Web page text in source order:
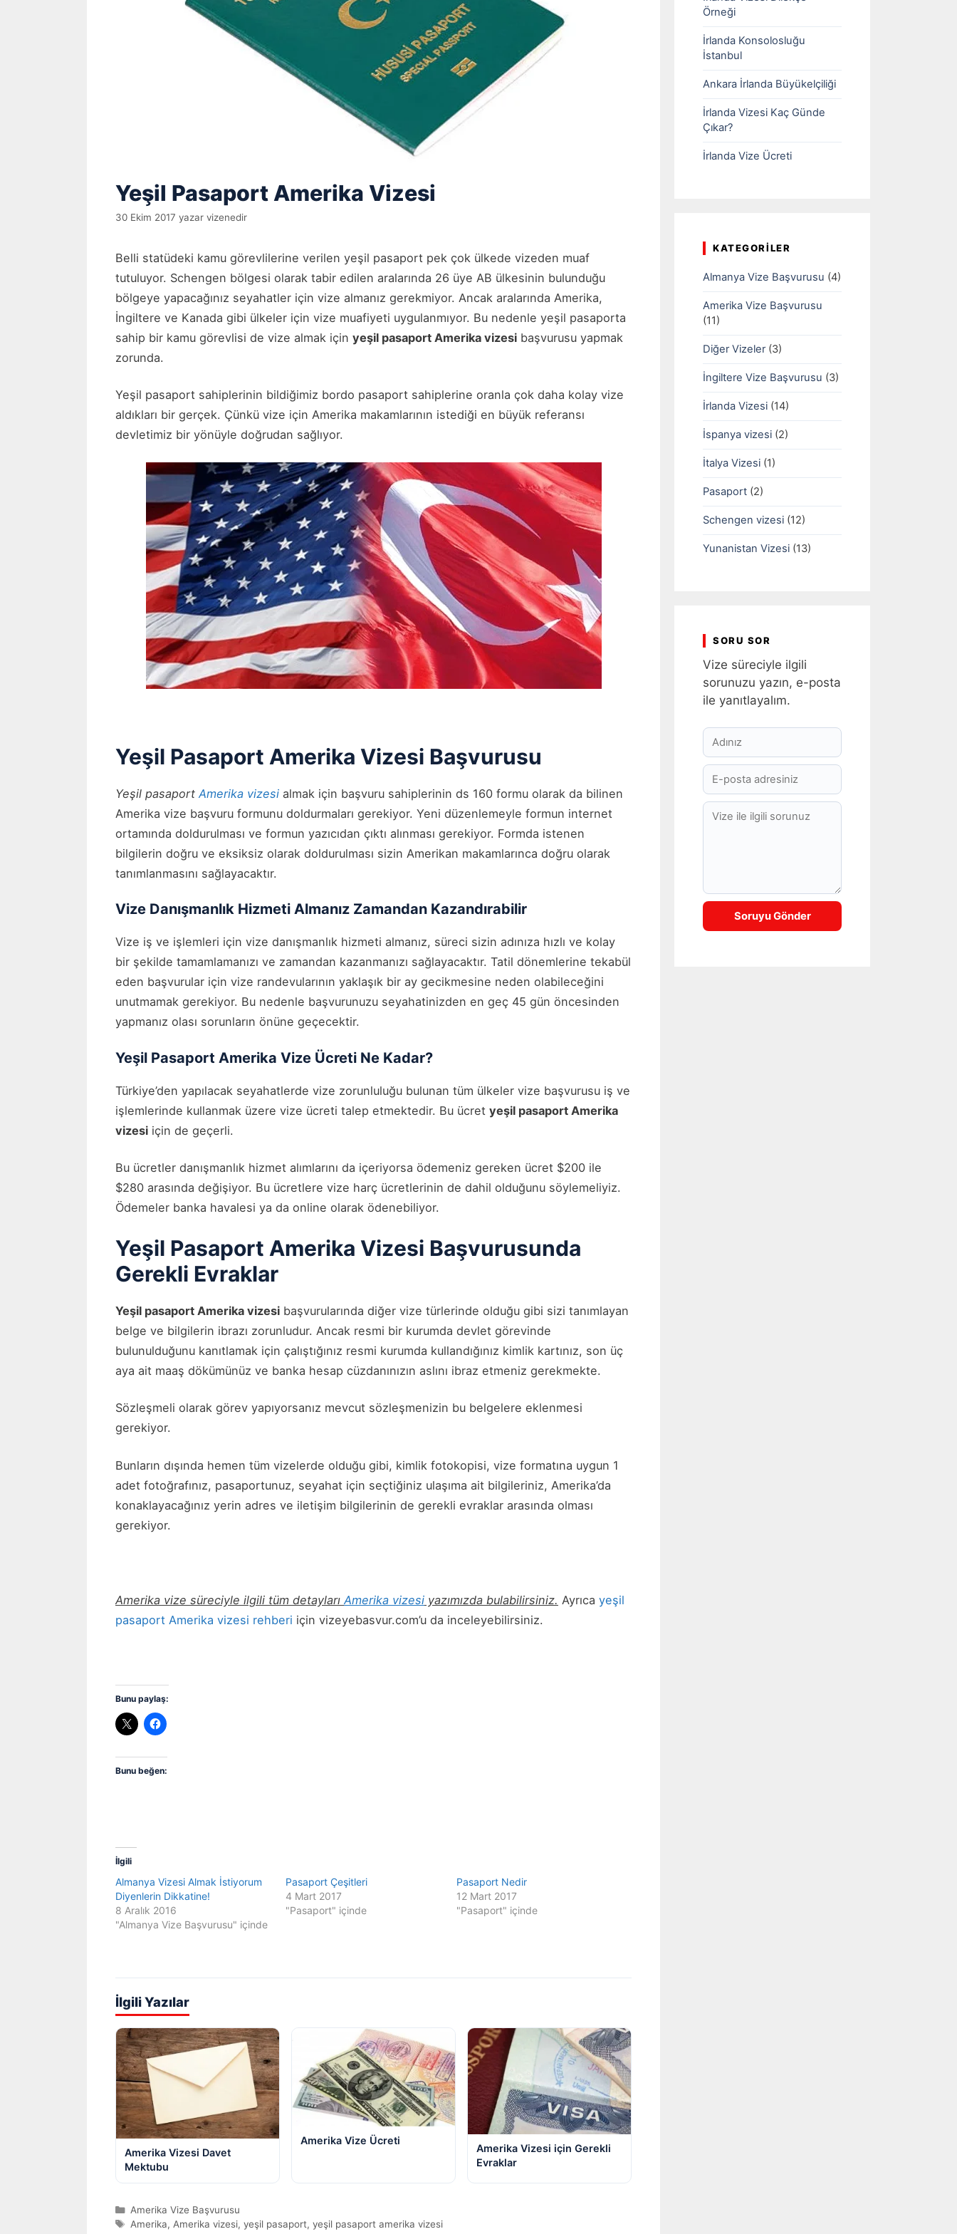
Yeşil Pasaport Amerika Vizesi
30 Ekim 2017 yazar vizenedir
Belli statüdeki kamu görevlilerine verilen yeşil pasaport pek çok ülkede vizeden muaf
tutuluyor. Schengen bölgesi olarak tabir edilen aralarında 26 üye AB ülkesinin bulunduğu
bölgeye yapacağınız seyahatler için vize almanız gerekmiyor. Ancak aralarında Amerika,
İngiltere ve Kanada gibi ülkeler için vize muafiyeti uygulanmıyor. Bu nedenle yeşil pasaporta
sahip bir kamu görevlisi de vize almak için yeşil pasaport Amerika vizesi başvurusu yapmak
zorunda.
Yeşil pasaport sahiplerinin bildiğimiz bordo pasaport sahiplerine oranla çok daha kolay vize
aldıkları bir gerçek. Çünkü vize için Amerika makamlarının istediği en büyük referansı
devletimiz bir yönüyle doğrudan sağlıyor.
Yeşil Pasaport Amerika Vizesi Başvurusu
Yeşil pasaport Amerika vizesi almak için başvuru sahiplerinin ds 160 formu olarak da bilinen
Amerika vize başvuru formunu doldurmaları gerekiyor. Yeni düzenlemeyle formun internet
ortamında doldurulması ve formun yazıcıdan çıktı alınması gerekiyor. Formda istenen
bilgilerin doğru ve eksiksiz olarak doldurulması sizin Amerikan makamlarınca doğru olarak
tanımlanmasını sağlayacaktır.
Vize Danışmanlık Hizmeti Almanız Zamandan Kazandırabilir
Vize iş ve işlemleri için vize danışmanlık hizmeti almanız, süreci sizin adınıza hızlı ve kolay
bir şekilde tamamlamanızı ve zamandan kazanmanızı sağlayacaktır. Tatil dönemlerine tekabül
eden başvurular için vize randevularının yaklaşık bir ay gecikmesine neden olabileceğini
unutmamak gerekiyor. Bu nedenle başvurunuzu seyahatinizden en geç 45 gün öncesinden
yapmanız olası sorunların önüne geçecektir.
Yeşil Pasaport Amerika Vize Ücreti Ne Kadar?
Türkiye’den yapılacak seyahatlerde vize zorunluluğu bulunan tüm ülkeler vize başvurusu iş ve
işlemlerinde kullanmak üzere vize ücreti talep etmektedir. Bu ücret yeşil pasaport Amerika
vizesi için de geçerli.
Bu ücretler danışmanlık hizmet alımlarını da içeriyorsa ödemeniz gereken ücret $200 ile
$280 arasında değişiyor. Bu ücretlere vize harç ücretlerinin de dahil olduğunu söylemeliyiz.
Ödemeler banka havalesi ya da online olarak ödenebiliyor.
Yeşil Pasaport Amerika Vizesi Başvurusunda
Gerekli Evraklar
Yeşil pasaport Amerika vizesi başvurularında diğer vize türlerinde olduğu gibi sizi tanımlayan
belge ve bilgilerin ibrazı zorunludur. Ancak resmi bir kurumda devlet görevinde
bulunulduğunu kanıtlamak için çalıştığınız resmi kurumda kullandığınız kimlik kartınız, son üç
aya ait maaş dökümünüz ve banka hesap cüzdanınızın aslını ibraz etmeniz gerekmekte.
Sözleşmeli olarak görev yapıyorsanız mevcut sözleşmenizin bu belgelere eklenmesi
gerekiyor.
Bunların dışında hemen tüm vizelerde olduğu gibi, kimlik fotokopisi, vize formatına uygun 1
adet fotoğrafınız, pasaportunuz, seyahat için seçtiğiniz ulaşıma ait bilgileriniz, Amerika’da
konaklayacağınız yerin adres ve iletişim bilgilerinin de gerekli evraklar arasında olması
gerekiyor.
Amerika vize süreciyle ilgili tüm detayları Amerika vizesi yazımızda bulabilirsiniz. Ayrıca yeşil
pasaport Amerika vizesi rehberi için vizeyebasvur.com’u da inceleyebilirsiniz.
Bunu paylaş:
Bunu beğen:
İlgili
Almanya Vizesi Almak İstiyorum
Diyenlerin Dikkatine!
8 Aralık 2016
"Almanya Vize Başvurusu" içinde
Pasaport Çeşitleri
4 Mart 2017
"Pasaport" içinde
Pasaport Nedir
12 Mart 2017
"Pasaport" içinde
İlgili Yazılar
Amerika Vizesi Davet
Mektubu
Amerika Vize Ücreti
Amerika Vizesi için Gerekli
Evraklar
Kategoriler
Amerika Vize Başvurusu
Etiketler
Amerika, Amerika vizesi,yeşil pasaport,yeşil pasaport amerika vizesi
Örneği
İrlanda Konsolosluğu
İstanbul
Ankara İrlanda Büyükelçiliği
İrlanda Vizesi Kaç Günde
Çıkar?
İrlanda Vize Ücreti
KATEGORILER
Almanya Vize Başvurusu (4)
Amerika Vize Başvurusu
(11)
Diğer Vizeler(3)
İngiltere Vize Başvurusu (3)
İrlanda Vizesi (14)
İspanya vizesi (2)
İtalya Vizesi (1)
Pasaport (2)
Schengen vizesi (12)
Yunanistan Vizesi (13)
SORU SOR
Vize süreciyle ilgili
sorunuzu yazın, e-posta
ile yanıtlayalım.